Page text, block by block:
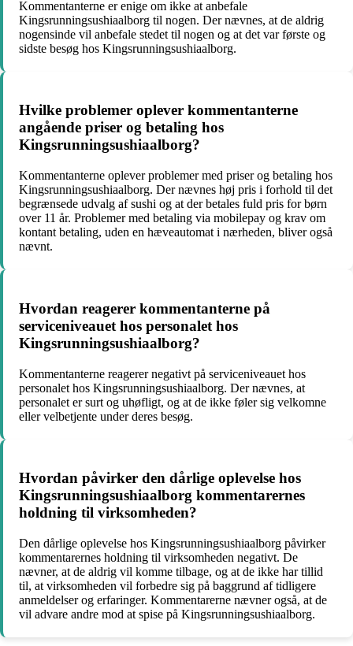
Kommentanterne er enige om ikke at anbefale
Kingsrunningsushiaalborg til nogen. Der nævnes, at de aldrig
nogensinde vil anbefale stedet til nogen og at det var første og
sidste besøg hos Kingsrunningsushiaalborg.
Hvilke problemer oplever kommentanterne
angående priser og betaling hos
Kingsrunningsushiaalborg?
Kommentanterne oplever problemer med priser og betaling hos
Kingsrunningsushiaalborg. Der nævnes høj pris i forhold til det
begrænsede udvalg af sushi og at der betales fuld pris for børn
over 11 år. Problemer med betaling via mobilepay og krav om
kontant betaling, uden en hæveautomat i nærheden, bliver også
nævnt.
Hvordan reagerer kommentanterne på
serviceniveauet hos personalet hos
Kingsrunningsushiaalborg?
Kommentanterne reagerer negativt på serviceniveauet hos
personalet hos Kingsrunningsushiaalborg. Der nævnes, at
personalet er surt og uhøfligt, og at de ikke føler sig velkomne
eller velbetjente under deres besøg.
Hvordan påvirker den dårlige oplevelse hos
Kingsrunningsushiaalborg kommentarernes
holdning til virksomheden?
Den dårlige oplevelse hos Kingsrunningsushiaalborg påvirker
kommentarernes holdning til virksomheden negativt. De
nævner, at de aldrig vil komme tilbage, og at de ikke har tillid
til, at virksomheden vil forbedre sig på baggrund af tidligere
anmeldelser og erfaringer. Kommentarerne nævner også, at de
vil advare andre mod at spise på Kingsrunningsushiaalborg.